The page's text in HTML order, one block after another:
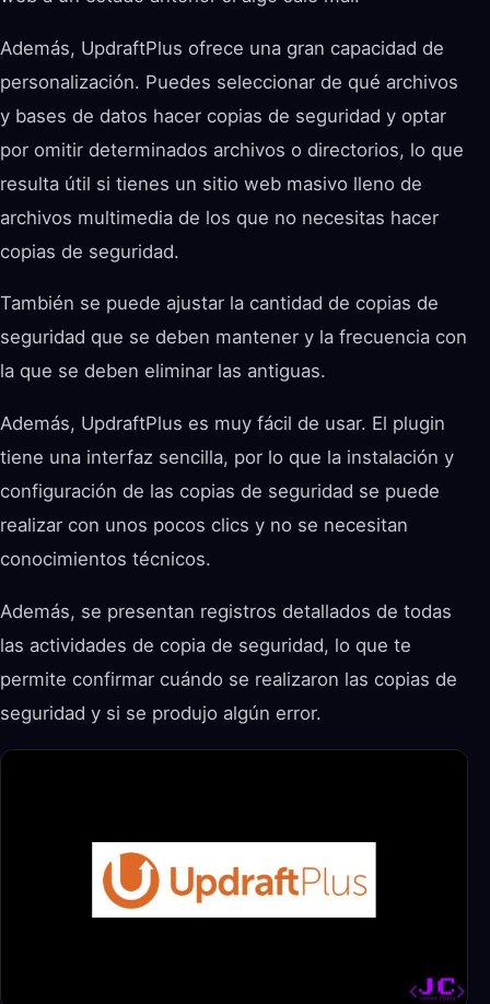
Además, UpdraftPlus ofrece una gran capacidad de
personalización. Puedes seleccionar de qué archivos
y bases de datos hacer copias de seguridad y optar
por omitir determinados archivos o directorios, lo que
resulta útil si tienes un sitio web masivo lleno de
archivos multimedia de los que no necesitas hacer
copias de seguridad.
También se puede ajustar la cantidad de copias de
seguridad que se deben mantener y la frecuencia con
la que se deben eliminar las antiguas.
Además, UpdraftPlus es muy fácil de usar. El plugin
tiene una interfaz sencilla, por lo que la instalación y
configuración de las copias de seguridad se puede
realizar con unos pocos clics y no se necesitan
conocimientos técnicos.
Además, se presentan registros detallados de todas
las actividades de copia de seguridad, lo que te
permite confirmar cuándo se realizaron las copias de
seguridad y si se produjo algún error.